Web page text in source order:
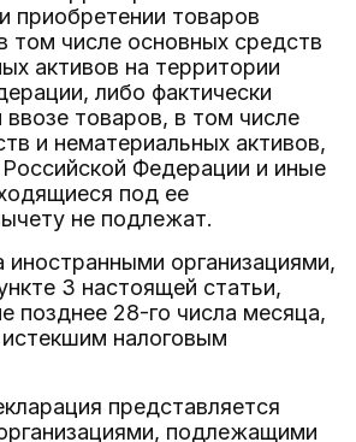
приобретении товаров
том числе основных средств
активов на территории
либо фактически
ввозе товаров, в том числе
и нематериальных активов,
Федерации и иные
под ее
не подлежат.
иностранными организациями,
3 настоящей статьи,
позднее 28-го числа месяца,
налоговым
представляется
подлежащими